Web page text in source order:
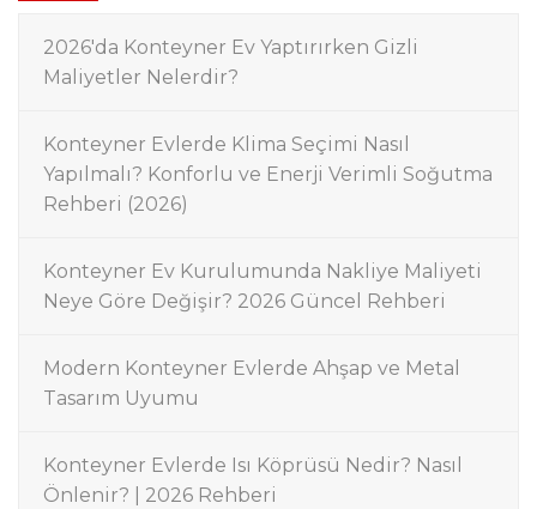
2026'da Konteyner Ev Yaptırırken Gizli
Maliyetler Nelerdir?
Konteyner Evlerde Klima Seçimi Nasıl
Yapılmalı? Konforlu ve Enerji Verimli Soğutma
Rehberi (2026)
Konteyner Ev Kurulumunda Nakliye Maliyeti
Neye Göre Değişir? 2026 Güncel Rehberi
Modern Konteyner Evlerde Ahşap ve Metal
Tasarım Uyumu
Konteyner Evlerde Isı Köprüsü Nedir? Nasıl
Önlenir? | 2026 Rehberi